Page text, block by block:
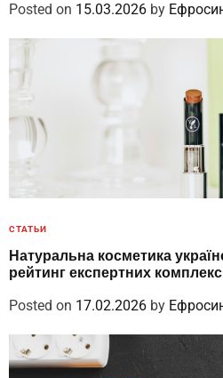
Posted on 15.03.2026 by
СТАТЬИ
Натуральна косметика
рейтинг експертних
Posted on 17.02.2026 by